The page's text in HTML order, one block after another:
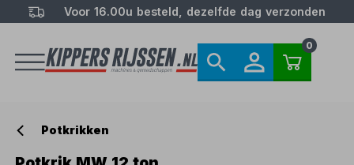
Voor 16.00u besteld, dezelfde dag verzonden
0
Potkrikken